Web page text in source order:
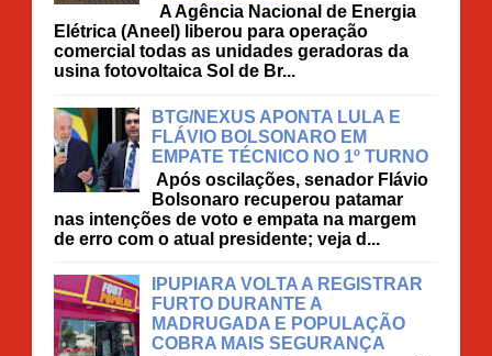
A Agência Nacional de Energia
Elétrica (Aneel) liberou para operação
comercial todas as unidades geradoras da
usina fotovoltaica Sol de Br...
BTG/NEXUS APONTA LULA E
FLÁVIO BOLSONARO EM
EMPATE TÉCNICO NO 1º TURNO
Após oscilações, senador Flávio
Bolsonaro recuperou patamar
nas intenções de voto e empata na margem
de erro com o atual presidente; veja d...
IPUPIARA VOLTA A REGISTRAR
FURTO DURANTE A
MADRUGADA E POPULAÇÃO
COBRA MAIS SEGURANÇA